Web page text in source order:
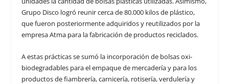
Grupo Disco logró reunir cerca de 80.000 kilos de plástico,
que fueron posteriormente adquiridos y reutilizados por la
empresa Atma para la fabricación de productos reciclados.
A estas prácticas se sumó la incorporación de bolsas oxi-
biodegradables para el empaque de mercadería y para los
productos de fiambrería, carnicería, rotisería, verdulería y